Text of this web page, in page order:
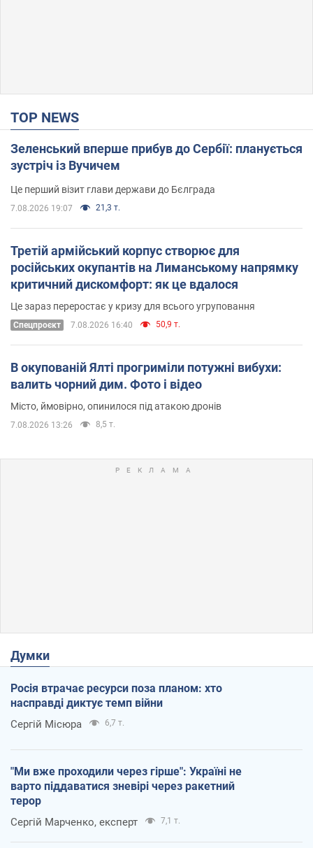
TOP NEWS
Зеленський вперше прибув до Сербії: планується
зустріч із Вучичем
Це перший візит глави держави до Бєлграда
7.08.2026 19:07 21,3 т.
Третій армійський корпус створює для
російських окупантів на Лиманському напрямку
критичний дискомфорт: як це вдалося
Це зараз переростає у кризу для всього угруповання
Cпецпроєкт 7.08.2026 16:40 50,9 т.
В окупованій Ялті прогриміли потужні вибухи:
валить чорний дим. Фото і відео
Місто, ймовірно, опинилося під атакою дронів
7.08.2026 13:26 8,5 т.
Думки
Росія втрачає ресурси поза планом: хто
насправді диктує темп війни
Сергій Місюра 6,7 т.
"Ми вже проходили через гірше": Україні не
варто піддаватися зневірі через ракетний
терор
Сергій Марченко, експерт 7,1 т.